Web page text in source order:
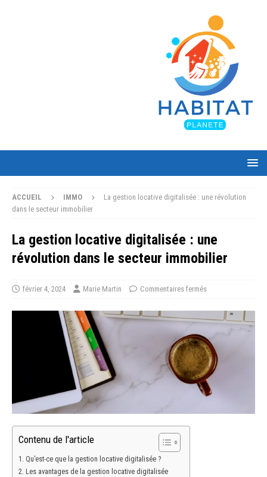
ACCUEIL IMMO
La gestion locative digitalisée : une révolution
dans le secteur immobilier
La gestion locative digitalisée : une
révolution dans le secteur immobilier
février 4, 2024 Marie Martin Commentaires fermés
Contenu de l'article
Qu’est-ce que la gestion locative digitalisée ?
Les avantages de la gestion locative digitalisée